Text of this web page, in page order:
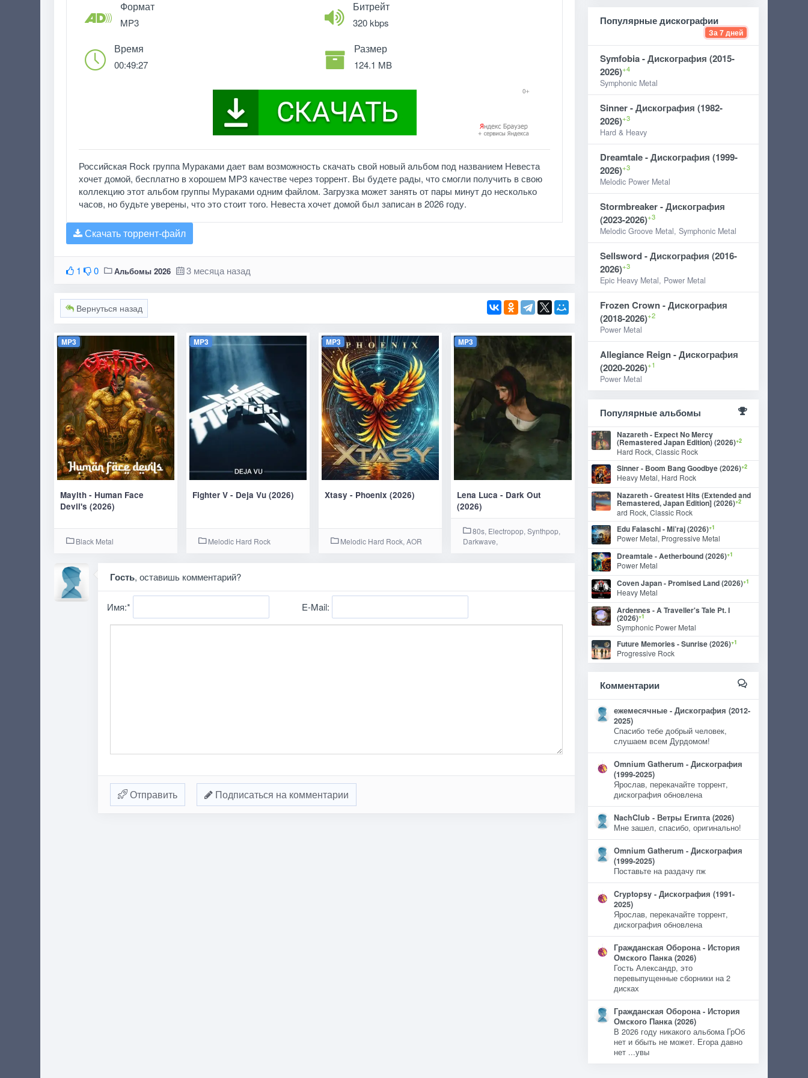
Формат
MP3
Битрейт
320 kbps
Время
00:49:27
Размер
124.1 MB
Российская Rock группа Мураками дает вам возможность скачать свой новый альбом под названием Невеста
хочет домой, бесплатно в хорошем MP3 качестве через торрент. Вы будете рады, что смогли получить в свою
коллекцию этот альбом группы Мураками одним файлом. Загрузка может занять от пары минут до несколько
часов, но будьте уверены, что это стоит того. Невеста хочет домой был записан в 2026 году.
Скачать торрент-файл
1 0 Альбомы 2026 3 месяца назад
Вернуться назад
MP3
Mayith - Human Face
Devil's (2026)
Black Metal
MP3
Fighter V - Deja Vu (2026)
Melodic Hard Rock
MP3
Xtasy - Phoenix (2026)
Melodic Hard Rock, AOR
MP3
Lena Luca - Dark Out
(2026)
80s, Electropop, Synthpop,
Darkwave,
Гость, оставишь комментарий?
Имя:* E-Mail:
Отправить Подписаться на комментарии
Популярные дискографии
За 7 дней
Symfobia - Дискография (2015-
2026)+4
Symphonic Metal
Sinner - Дискография (1982-
2026)+3
Hard & Heavy
Dreamtale - Дискография (1999-
2026)+3
Melodic Power Metal
Stormbreaker - Дискография
(2023-2026)+3
Melodic Groove Metal, Symphonic Metal
Sellsword - Дискография (2016-
2026)+3
Epic Heavy Metal, Power Metal
Frozen Crown - Дискография
(2018-2026)+2
Power Metal
Allegiance Reign - Дискография
(2020-2026)+1
Power Metal
Популярные альбомы
Nazareth - Expect No Mercy
(Remastered Japan Edition) (2026)+2
Hard Rock, Classic Rock
Sinner - Boom Bang Goodbye (2026)+2
Heavy Metal, Hard Rock
Nazareth - Greatest Hits (Extended and
Remastered, Japan Edition] (2026)+2
ard Rock, Classic Rock
Edu Falaschi - Mi’raj (2026)+1
Power Metal, Progressive Metal
Dreamtale - Aetherbound (2026)+1
Power Metal
Coven Japan - Promised Land (2026)+1
Heavy Metal
Ardennes - A Traveller's Tale Pt. I
(2026)+1
Symphonic Power Metal
Future Memories - Sunrise (2026)+1
Progressive Rock
Комментарии
ежемесячные - Дискография (2012-
2025)
Спасибо тебе добрый человек,
слушаем всем Дурдомом!
Omnium Gatherum - Дискография
(1999-2025)
Ярослав, перекачайте торрент,
дискография обновлена
NachClub - Ветры Египта (2026)
Мне зашел, спасибо, оригинально!
Omnium Gatherum - Дискография
(1999-2025)
Поставьте на раздачу пж
Cryptopsy - Дискография (1991-
2025)
Ярослав, перекачайте торрент,
дискография обновлена
Гражданская Оборона - История
Омского Панка (2026)
Гость Александр, это
перевыпущенные сборники на 2
дисках
Гражданская Оборона - История
Омского Панка (2026)
В 2026 году никакого альбома ГрОб
нет и ббыть не может. Егора давно
нет ...увы